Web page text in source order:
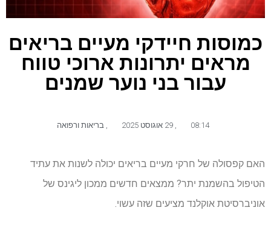
כמוסות חיידקי מעיים בריאים
מראים יתרונות ארוכי טווח
עבור בני נוער שמנים
08:14 בריאות ורפואה
האם קפסולה של חרקי מעיים בריאים יכולה לשנות את עתיד
הטיפול בהשמנת יתר? ממצאים חדשים ממכון ליגינס של
אוניברסיטת אוקלנד מציעים שזה עשוי.